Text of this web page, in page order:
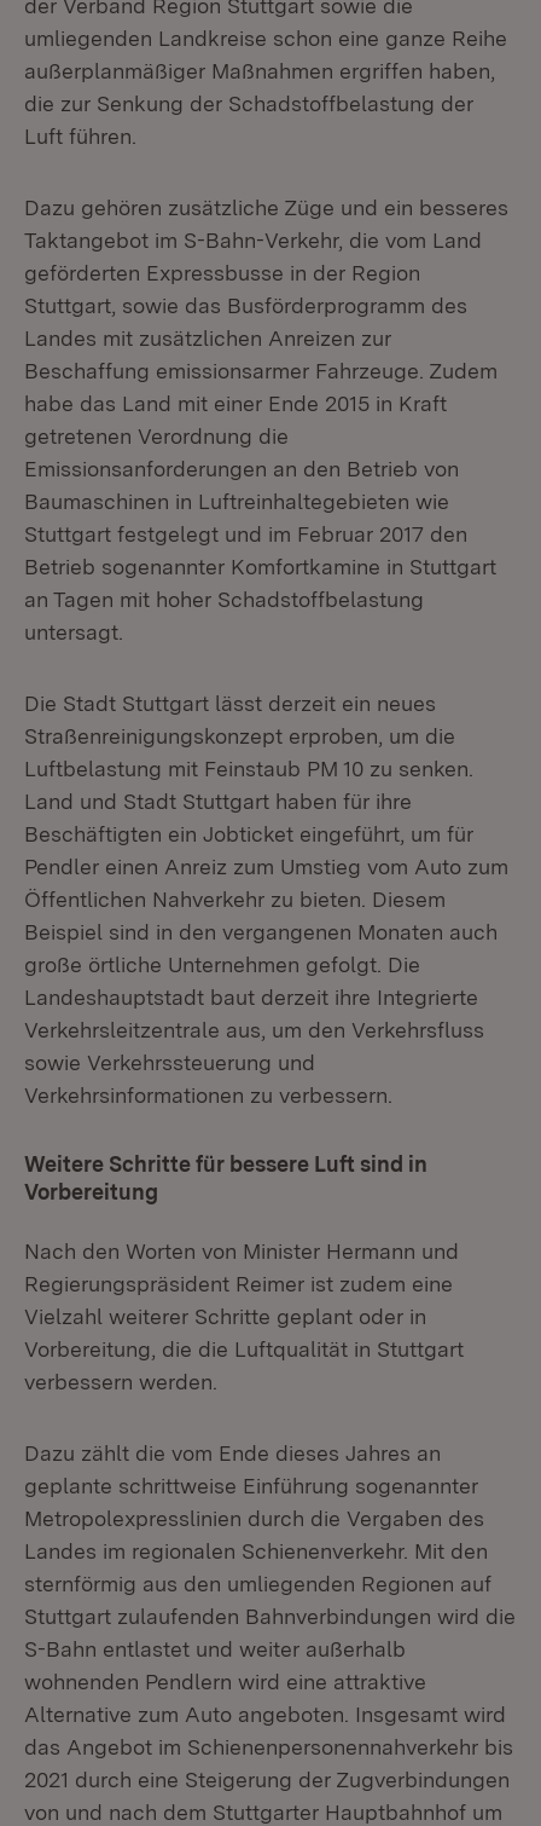
der Verband Region Stuttgart sowie die
umliegenden Landkreise schon eine ganze Reihe
außerplanmäßiger Maßnahmen ergriffen haben,
die zur Senkung der Schadstoffbelastung der
Luft führen.
Dazu gehören zusätzliche Züge und ein besseres
Taktangebot im S-Bahn-Verkehr, die vom Land
geförderten Expressbusse in der Region
Stuttgart, sowie das Busförderprogramm des
Landes mit zusätzlichen Anreizen zur
Beschaffung emissionsarmer Fahrzeuge. Zudem
habe das Land mit einer Ende 2015 in Kraft
getretenen Verordnung die
Emissionsanforderungen an den Betrieb von
Baumaschinen in Luftreinhaltegebieten wie
Stuttgart festgelegt und im Februar 2017 den
Betrieb sogenannter Komfortkamine in Stuttgart
an Tagen mit hoher Schadstoffbelastung
untersagt.
Die Stadt Stuttgart lässt derzeit ein neues
Straßenreinigungskonzept erproben, um die
Luftbelastung mit Feinstaub PM 10 zu senken.
Land und Stadt Stuttgart haben für ihre
Beschäftigten ein Jobticket eingeführt, um für
Pendler einen Anreiz zum Umstieg vom Auto zum
Öffentlichen Nahverkehr zu bieten. Diesem
Beispiel sind in den vergangenen Monaten auch
große örtliche Unternehmen gefolgt. Die
Landeshauptstadt baut derzeit ihre Integrierte
Verkehrsleitzentrale aus, um den Verkehrsfluss
sowie Verkehrssteuerung und
Verkehrsinformationen zu verbessern.
Weitere Schritte für bessere Luft sind in
Vorbereitung
Nach den Worten von Minister Hermann und
Regierungspräsident Reimer ist zudem eine
Vielzahl weiterer Schritte geplant oder in
Vorbereitung, die die Luftqualität in Stuttgart
verbessern werden.
Dazu zählt die vom Ende dieses Jahres an
geplante schrittweise Einführung sogenannter
Metropolexpresslinien durch die Vergaben des
Landes im regionalen Schienenverkehr. Mit den
sternförmig aus den umliegenden Regionen auf
Stuttgart zulaufenden Bahnverbindungen wird die
S-Bahn entlastet und weiter außerhalb
wohnenden Pendlern wird eine attraktive
Alternative zum Auto angeboten. Insgesamt wird
das Angebot im Schienenpersonennahverkehr bis
2021 durch eine Steigerung der Zugverbindungen
von und nach dem Stuttgarter Hauptbahnhof um